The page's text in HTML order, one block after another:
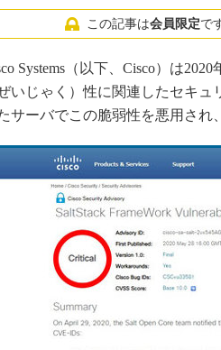
この記事は会員限定で
Systems（以下、Cisco）は
いじゃく）性に関連したセキュ
サーバでこの脆弱性を悪用され